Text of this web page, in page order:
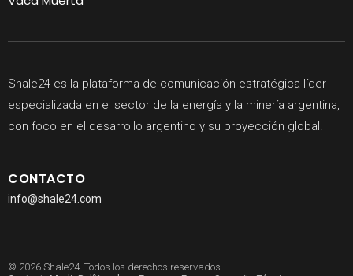
Shale24 es la plataforma de comunicación estratégica líder
especializada en el sector de la energía y la minería argentina,
con foco en el desarrollo argentino y su proyección global.
CONTACTO
info@shale24.com
© 2026 Shale24. Todos los derechos reservados.